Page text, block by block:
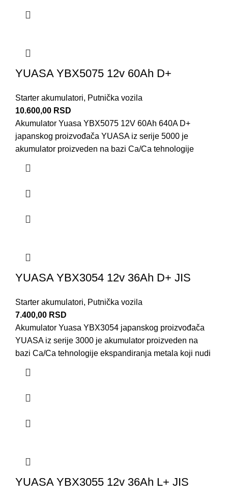
YUASA YBX5075 12v 60Ah D+
Starter akumulatori, Putnička vozila
10.600,00 RSD
Akumulator Yuasa YBX5075 12V 60Ah 640A D+
japanskog proizvođača YUASA iz serije 5000 je
akumulator proizveden na bazi Ca/Ca tehnologije
YUASA YBX3054 12v 36Ah D+ JIS
Starter akumulatori, Putnička vozila
7.400,00 RSD
Akumulator Yuasa YBX3054 japanskog proizvođača
YUASA iz serije 3000 je akumulator proizveden na
bazi Ca/Ca tehnologije ekspandiranja metala koji nudi
YUASA YBX3055 12v 36Ah L+ JIS